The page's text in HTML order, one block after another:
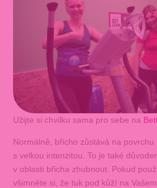
Užijte si chvilku sama pro sebe na
Normálně, břicho zůstává na
s velkou intenzitou. To je také
v oblasti břicha zhubnout. Pokud
všimněte si, že tuk pod kůží na